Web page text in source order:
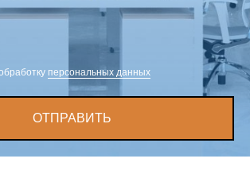
персональных данных
ОТПРАВИТЬ